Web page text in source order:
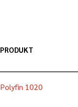
PRODUKT
Polyfin 1020